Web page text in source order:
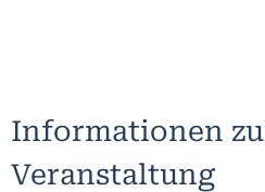
Informationen
Veranstaltung